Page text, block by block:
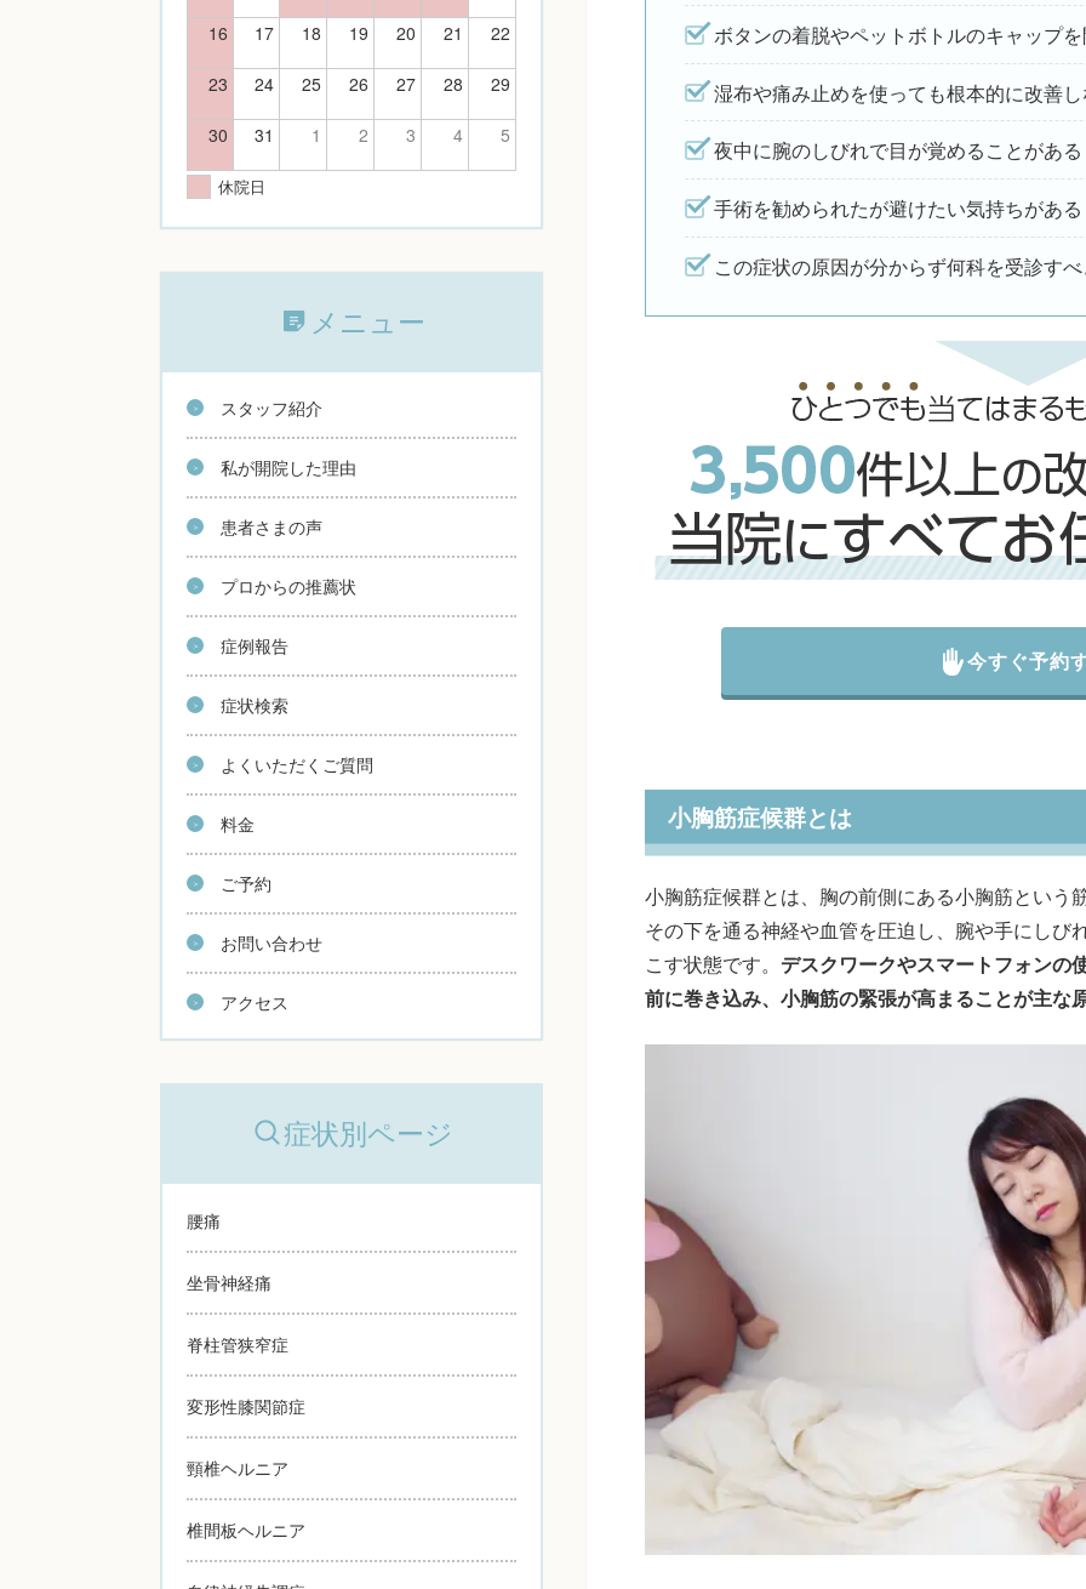
ボタンの着脱やペットボトルのキャップ
湿布や痛み止めを使っても根本的に改善
夜中に腕のしびれで目が覚めることがある
手術を勧められたが避けたい気持ちがある
この症状の原因が分からず何科を受診す
今すぐ予約
小胸筋症候群とは
小胸筋症候群とは、胸の前側にある小胸筋という
その下を通る神経や血管を圧迫し、腕や手にしび
こす状態です。 デスクワークやスマートフォンの
前に巻き込み、小胸筋の緊張が高まることが主な
16 17 18 19 20 21 22
23 24 25 26 27 28 29
30 31 1 2 3 4 5
休院日
メニュー
スタッフ紹介
私が開院した理由
患者さまの声
プロからの推薦状
症例報告
症状検索
よくいただくご質問
料金
ご予約
お問い合わせ
アクセス
症状別ページ
腰痛
坐骨神経痛
脊柱管狭窄症
変形性膝関節症
頸椎ヘルニア
椎間板ヘルニア